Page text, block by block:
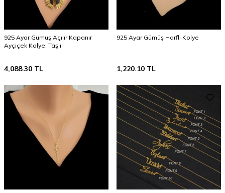
925 Ayar Gümüş Açılır Kapanır
Ayçiçek Kolye, Taşlı
4,088.30 TL
925 Ayar Gümüş Harfli Kolye
1,220.10 TL